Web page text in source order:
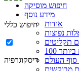
חיפוש מוסיקה
מידע נוסף
אודות
נפוצות
תקליטים
ביותר
העולם
מבוקשים
חיפוש כללי
דיסקוגרפיה